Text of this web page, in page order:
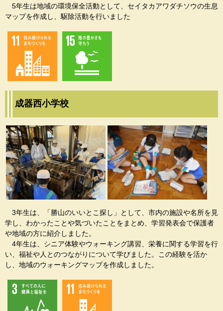
5年生は地域の環境保全活動として、セイタカアワダチソウの生息
マップを作成し、駆除活動を行いました
成器西小学校
3年生は、「勝山のいいとこ探し」として、市内の施設や名所を見
学し、わかったことや気づいたことをまとめ、学習発表会で保護者
や地域の方に紹介しました。
4年生は、シニア体験やウォーキング講習、栄養に関する学習を行
い、福祉や人とのつながりについて学びました。この経験を活か
し、地域のウォーキングマップを作成しました。